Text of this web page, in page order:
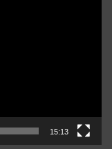
15:13